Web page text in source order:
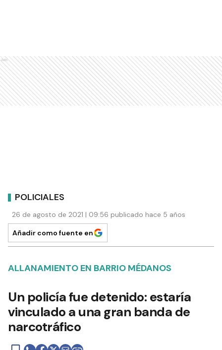
Ads
POLICIALES
26 de agosto de 2021 | 09:56 publicado hace 5 años
Añadir como fuente en
ALLANAMIENTO EN BARRIO MÉDANOS
Un policía fue detenido: estaría
vinculado a una gran banda de
narcotráfico